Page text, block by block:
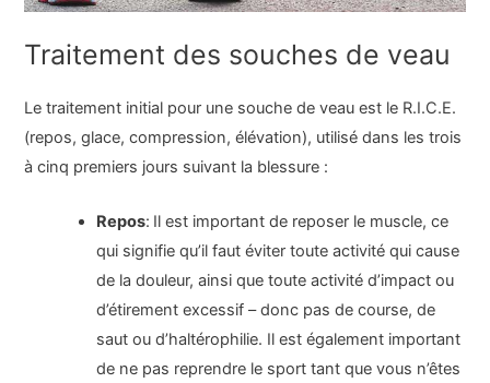
Traitement des souches de veau
Le traitement initial pour une souche de veau est le R.I.C.E.
(repos, glace, compression, élévation), utilisé dans les trois
à cinq premiers jours suivant la blessure :
Repos: Il est important de reposer le muscle, ce
qui signifie qu’il faut éviter toute activité qui cause
de la douleur, ainsi que toute activité d’impact ou
d’étirement excessif – donc pas de course, de
saut ou d’haltérophilie. Il est également important
de ne pas reprendre le sport tant que vous n’êtes